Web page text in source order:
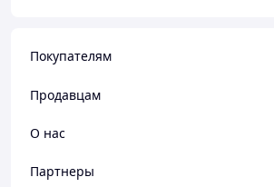
Покупателям
Продавцам
О нас
Партнеры